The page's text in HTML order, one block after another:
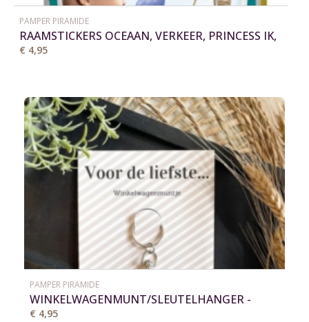
PAMPER PIRAMIDE
RAAMSTICKERS OCEAAN, VERKEER, PRINCESS IK,
FROZEN
€ 4,95
PAMPER PIRAMIDE
WINKELWAGENMUNT/SLEUTELHANGER -
LIEFSTE PAPA/MAMA
€ 4,95